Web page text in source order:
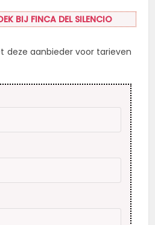
BIJ FINCA DEL SILENCIO
aanbieder voor tarieven